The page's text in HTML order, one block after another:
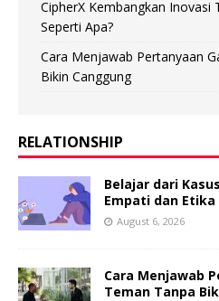
CipherX Kembangkan Inovasi
Seperti Apa?
Cara Menjawab Pertanyaan
Bikin Canggung
RELATIONSHIP
Belajar dari
Empati dan
August 6, 2026
Cara Menjawab
Teman Tanpa